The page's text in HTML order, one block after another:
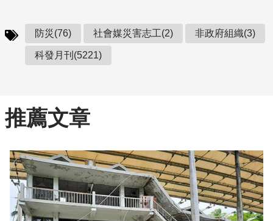
防災(76) 社會媒災害志工(2) 非政府組織(3)
科發月刊(5221)
推薦文章